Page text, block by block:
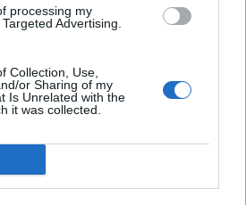
processing my
Advertising.
Collection, Use,
or Sharing of my
Is Unrelated with the
it was collected.
Videoja e rrallë e liderit
suprem publikohet nga
shëndetin e Mojtaba
Khameneit